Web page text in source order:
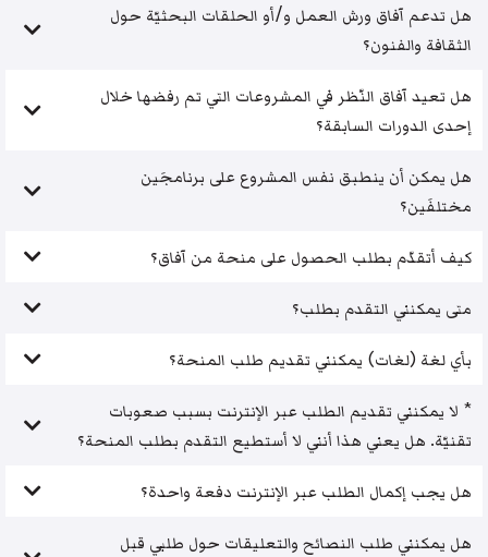
هل تدعم آفاق ورش العمل و/أو الحلقات البحثيّة حول
الثقافة والفنون؟
هل تعيد آفاق النّظر في المشروعات التي تم رفضها خلال
إحدى الدورات السابقة؟
هل يمكن أن ينطبق نفس المشروع على برنامجَين
مختلفَين؟
كيف أتقدّم بطلب الحصول على منحة من آفاق؟
متى يمكنني التقدم بطلب؟
بأي لغة (لغات) يمكنني تقديم طلب المنحة؟
* لا يمكنني تقديم الطلب عبر الإنترنت بسبب صعوبات
تقنيّة. هل يعني هذا أنني لا أستطيع التقدم بطلب المنحة؟
هل يجب إكمال الطلب عبر الإنترنت دفعة واحدة؟
هل يمكنني طلب النصائح والتعليقات حول طلبي قبل